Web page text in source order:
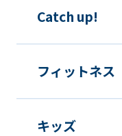
Catch up!
フィットネス
キッズ